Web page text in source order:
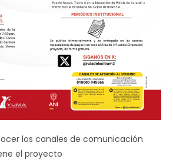
los canales de comunicación
el proyecto